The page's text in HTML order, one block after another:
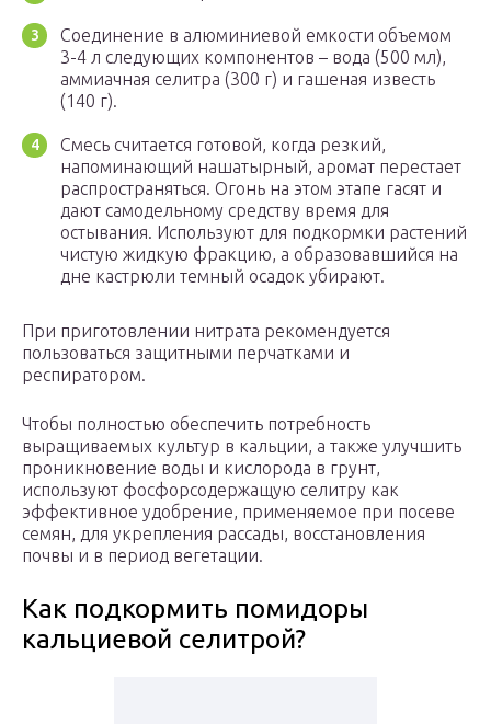
Соединение в алюминиевой емкости объемом
3-4 л следующих компонентов – вода (500 мл),
аммиачная селитра (300 г) и гашеная известь
(140 г).
Смесь считается готовой, когда резкий,
напоминающий нашатырный, аромат перестает
распространяться. Огонь на этом этапе гасят и
дают самодельному средству время для
остывания. Используют для подкормки растений
чистую жидкую фракцию, а образовавшийся на
дне кастрюли темный осадок убирают.
При приготовлении нитрата рекомендуется
пользоваться защитными перчатками и
респиратором.
Чтобы полностью обеспечить потребность
выращиваемых культур в кальции, а также улучшить
проникновение воды и кислорода в грунт,
используют фосфорсодержащую селитру как
эффективное удобрение, применяемое при посеве
семян, для укрепления рассады, восстановления
почвы и в период вегетации.
Как подкормить помидоры
кальциевой селитрой?